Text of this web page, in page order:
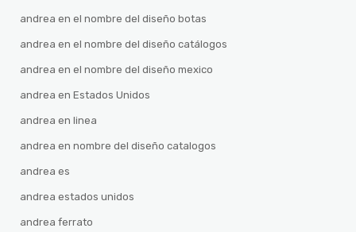
andrea en el nombre del diseño botas
andrea en el nombre del diseño catálogos
andrea en el nombre del diseño mexico
andrea en Estados Unidos
andrea en linea
andrea en nombre del diseño catalogos
andrea es
andrea estados unidos
andrea ferrato